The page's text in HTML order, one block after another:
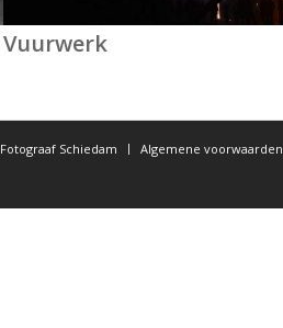
Vuurwerk
Fotograaf Schiedam Algemene voorwaarden